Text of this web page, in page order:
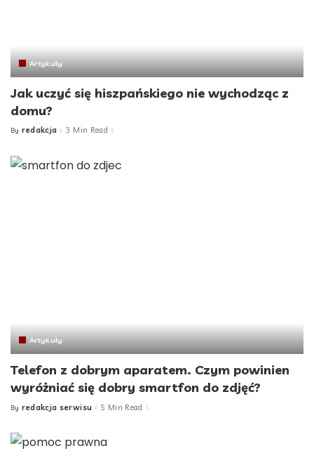
Artykuły
Jak uczyć się hiszpańskiego nie wychodząc z
domu?
Posted
By redakcja 3 Min Read
Artykuły
Telefon z dobrym aparatem. Czym powinien
wyróżniać się dobry smartfon do zdjęć?
Posted
By redakcja serwisu 5 Min Read